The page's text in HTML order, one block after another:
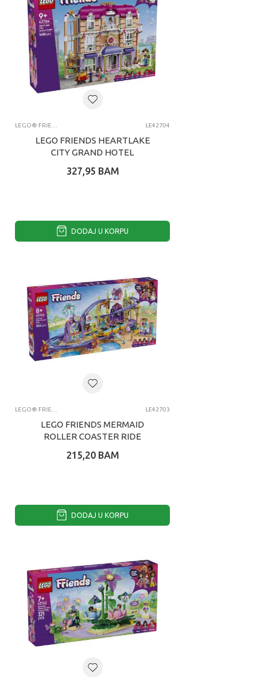
LEGO® FRIENDS LE42704
LEGO FRIENDS HEARTLAKE
CITY GRAND HOTEL
327,95 BAM
DODAJ U KORPU
LEGO® FRIENDS LE42703
LEGO FRIENDS MERMAID
ROLLER COASTER RIDE
215,20 BAM
DODAJ U KORPU